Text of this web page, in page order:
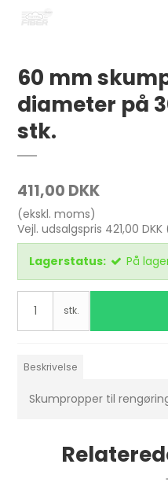
60 mm
diameter på
stk.
411,00 DKK
(ekskl. moms)
Vejl. udsalgspris 421,00 DKK
Lagerstatus: På
stk.
Beskrivelse
Skumpropper til